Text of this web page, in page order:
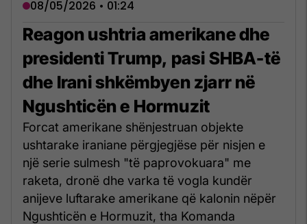
08/05/2026 • 01:24
Reagon ushtria amerikane dhe
presidenti Trump, pasi SHBA-të
dhe Irani shkëmbyen zjarr në
Ngushticën e Hormuzit
Forcat amerikane shënjestruan objekte
ushtarake iraniane përgjegjëse për nisjen e
një serie sulmesh "të paprovokuara" me
raketa, dronë dhe varka të vogla kundër
anijeve luftarake amerikane që kalonin nëpër
Ngushticën e Hormuzit, tha Komanda